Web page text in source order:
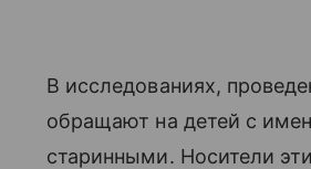
В исследованиях,
обращают на детей с
старинными. Носители